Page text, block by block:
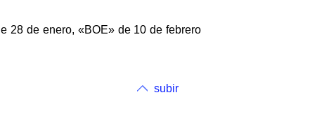
28 de enero, «BOE» de 10 de febrero
subir